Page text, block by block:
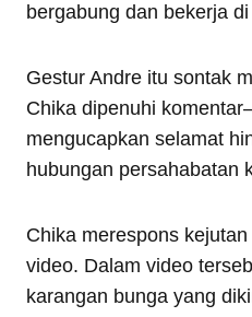
bergabung dan bekerja di
Gestur Andre itu sontak
Chika dipenuhi
mengucapkan selamat
hubungan persahabatan
Chika merespons
video. Dalam video
karangan bunga yang